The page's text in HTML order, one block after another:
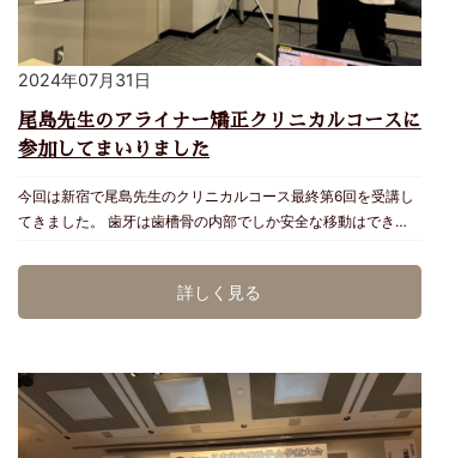
2024年07月31日
尾島先生のアライナー矯正クリニカルコースに
参加してまいりました
今回は新宿で尾島先生のクリニカルコース最終第6回を受講し
てきました。 歯牙は歯槽骨の内部でしか安全な移動はできま
移動できる訳ではないのです。 顔貌写真、CTデータ、口腔内
スキャンデータをインテグレートし、診断する事は大変重要で
す。 更にインオフィスでプランニング出来るソフトと3Dプリ
MicデンタルクリニックではNemoソフト、3Dプリンターを2
台設置し、最新シェイプメモリーアライナーでの矯正も行なっ
ています。 Micデンタルクリニックでは、これからもより良い
歯科医療を提供出来るよう知識と技術の研鑽に努めていきま
詳しく見る